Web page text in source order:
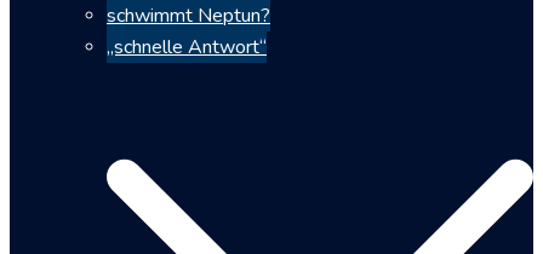
schwimmt Neptun?
„schnelle Antwort“